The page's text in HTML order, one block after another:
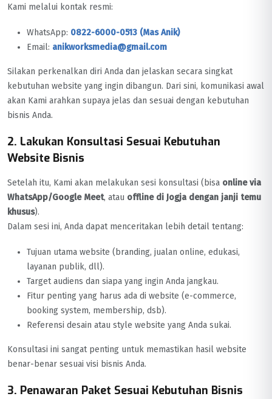
Kami melalui kontak resmi:
WhatsApp: 0822-6000-0513 (Mas Anik)
Email: anikworksmedia@gmail.com
Silakan perkenalkan diri Anda dan jelaskan secara singkat
kebutuhan website yang ingin dibangun. Dari sini, komunikasi awal
akan Kami arahkan supaya jelas dan sesuai dengan kebutuhan
bisnis Anda.
2. Lakukan Konsultasi Sesuai Kebutuhan
Website Bisnis
Setelah itu, Kami akan melakukan sesi konsultasi (bisa online via
WhatsApp/Google Meet, atau offline di Jogja dengan janji temu
khusus).
Dalam sesi ini, Anda dapat menceritakan lebih detail tentang:
Tujuan utama website (branding, jualan online, edukasi,
layanan publik, dll).
Target audiens dan siapa yang ingin Anda jangkau.
Fitur penting yang harus ada di website (e-commerce,
booking system, membership, dsb).
Referensi desain atau style website yang Anda sukai.
Konsultasi ini sangat penting untuk memastikan hasil website
benar-benar sesuai visi bisnis Anda.
3. Penawaran Paket Sesuai Kebutuhan Bisnis